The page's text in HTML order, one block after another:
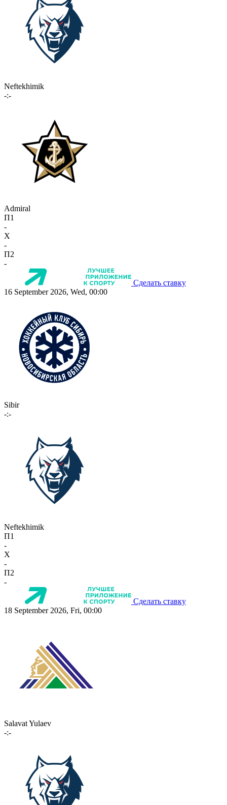
Neftekhimik
-:-
Admiral
П1
-
X
-
П2
-
Сделать ставку
16 September 2026, Wed, 00:00
Sibir
-:-
Neftekhimik
П1
-
X
-
П2
-
Сделать ставку
18 September 2026, Fri, 00:00
Salavat Yulaev
-:-